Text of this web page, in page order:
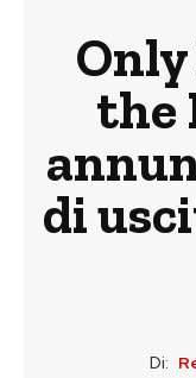
the
di
Di: